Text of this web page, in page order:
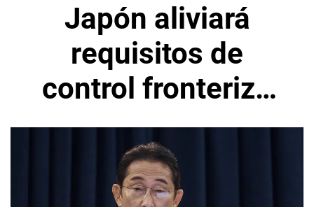
Japón aliviará
requisitos de
control fronterizo
contra el COVID en
octubre